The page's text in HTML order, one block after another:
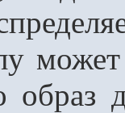
образ